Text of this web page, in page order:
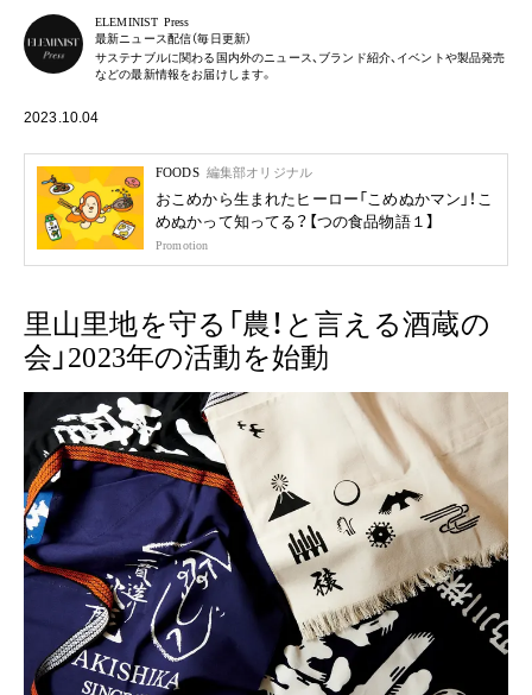
ELEMINIST Press
最新ニュース配信（毎日更新）
サステナブルに関わる国内外のニュース、ブランド紹介、イベントや製品発売
などの最新情報をお届けします。
2023.10.04
FOODS 編集部オリジナル
おこめから生まれたヒーロー「こめぬかマン」！こ
めぬかって知ってる？【つの食品物語１】
Promotion
里山里地を守る「農！と言える酒蔵の
会」2023年の活動を始動